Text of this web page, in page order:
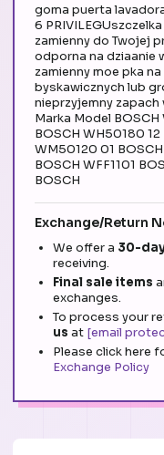
goma puerta
6
zamienny do Twojej
odporna na dziaanie
zamienny moe pka
byskawicznych lub
nieprzyjemny
Marka Model
BOSCH WH50180
WM50120 01
BOSCH WFF1101
BOSCH
Exchange/Return
We offer a 30-
receiving.
Final sale items
exchanges.
To process your
us at [email
Please click here
Exchange Policy